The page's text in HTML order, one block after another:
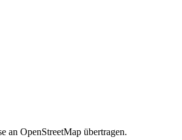
an OpenStreetMap übertragen.